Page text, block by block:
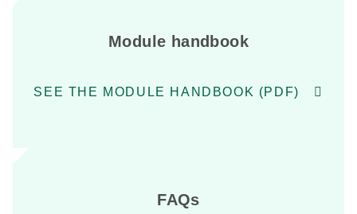
Module handbook
SEE THE MODULE HANDBOOK (PDF)
FAQs